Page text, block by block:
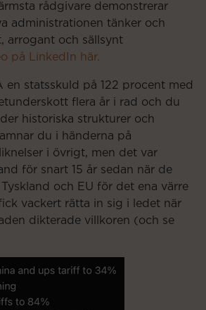
rådgivare demonstrerar
administrationen tänker och
arrogant och sällsynt
på LinkedIn här.
en statsskuld på 122 procent med
flera år i rad och du
historiska strukturer och
du i händerna på
i övrigt, men det var
för snart 15 år sedan när de
och EU för det ena värre
vackert rätta in sig i ledet när
dikterade villkoren (och se